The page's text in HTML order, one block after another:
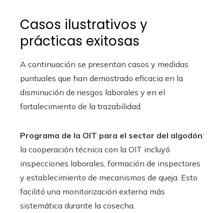
Casos ilustrativos y
prácticas exitosas
A continuación se presentan casos y medidas
puntuales que han demostrado eficacia en la
disminución de riesgos laborales y en el
fortalecimiento de la trazabilidad.
Programa de la OIT para el sector del algodón:
la cooperación técnica con la OIT incluyó
inspecciones laborales, formación de inspectores
y establecimiento de mecanismos de queja. Esto
facilitó una monitorización externa más
sistemática durante la cosecha.